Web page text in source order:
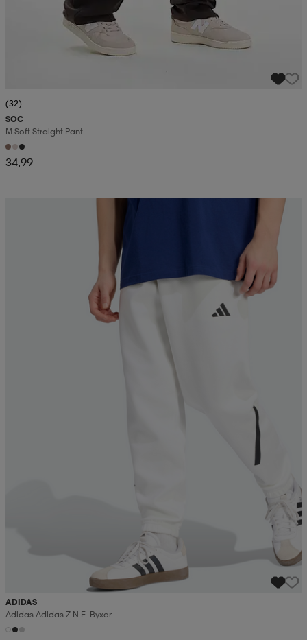
(32)
SOC
M Soft Straight Pant
34,99
ADIDAS
Adidas Adidas Z.n.e. Byxor